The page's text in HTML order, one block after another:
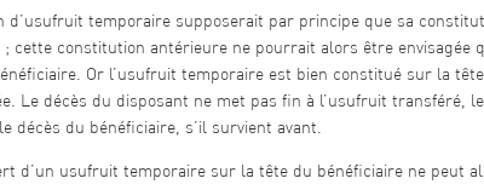
d’usufruit temporaire supposerait par principe que sa
; cette constitution antérieure ne pourrait alors être envisagée
Or l’usufruit temporaire est bien constitué sur la
Le décès du disposant ne met pas fin à l’usufruit transféré,
décès du bénéficiaire, s’il survient avant.
d’un usufruit temporaire sur la tête du bénéficiaire ne peut